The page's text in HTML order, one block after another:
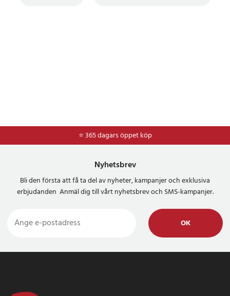
⭐ 365 dagars öppet köp
⭐Frakt 49kr *
Nyhetsbrev
Bli den första att få ta del av nyheter, kampanjer och exklusiva
erbjudanden Anmäl dig till vårt nyhetsbrev och SMS-kampanjer.
OK